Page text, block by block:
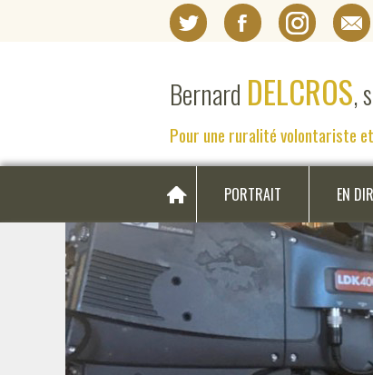
Bernard DELCROS,
Pour une ruralité volontariste
PORTRAIT EN